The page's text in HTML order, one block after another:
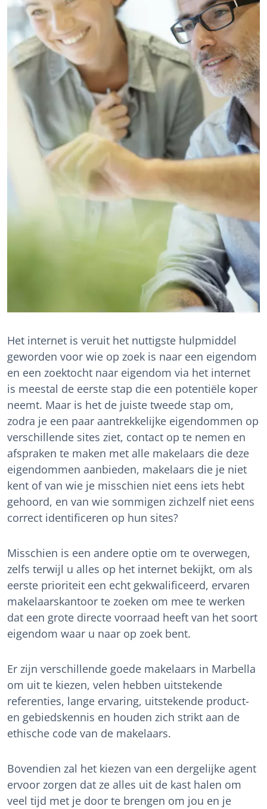
Het internet is veruit het nuttigste hulpmiddel
geworden voor wie op zoek is naar een eigendom
en een zoektocht naar eigendom via het internet
is meestal de eerste stap die een potentiële koper
neemt. Maar is het de juiste tweede stap om,
zodra je een paar aantrekkelijke eigendommen op
verschillende sites ziet, contact op te nemen en
afspraken te maken met alle makelaars die deze
eigendommen aanbieden, makelaars die je niet
kent of van wie je misschien niet eens iets hebt
gehoord, en van wie sommigen zichzelf niet eens
correct identificeren op hun sites?
Misschien is een andere optie om te overwegen,
zelfs terwijl u alles op het internet bekijkt, om als
eerste prioriteit een echt gekwalificeerd, ervaren
makelaarskantoor te zoeken om mee te werken
dat een grote directe voorraad heeft van het soort
eigendom waar u naar op zoek bent.
Er zijn verschillende goede makelaars in Marbella
om uit te kiezen, velen hebben uitstekende
referenties, lange ervaring, uitstekende product-
en gebiedskennis en houden zich strikt aan de
ethische code van de makelaars.
Bovendien zal het kiezen van een dergelijke agent
ervoor zorgen dat ze alles uit de kast halen om
veel tijd met je door te brengen om jou en je